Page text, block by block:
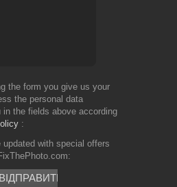
the form you give us your
the personal data
the fields above according
updated with special offers